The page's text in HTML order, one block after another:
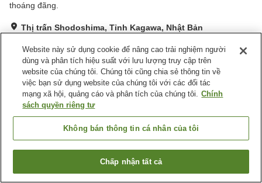
thoáng đãng.
Thị trấn Shodoshima, Tỉnh Kagawa, Nhật Bản
Tuyệt vời Đánh giá:28lượt
Tiện nghi chỗ nghỉ
Bãi đỗ xe
Trang chủ Nhật Bản Tỉnh Kagawa
Thị trấn Shodoshima
Aqua Hotel Shodoshima ResortTìm phòng trống
Website này sử dụng cookie để nâng cao trải nghiệm người
dùng và phân tích hiệu suất với lưu lượng truy cập trên
website của chúng tôi. Chúng tôi cũng chia sẻ thông tin về
việc bạn sử dụng website của chúng tôi với các đối tác
mạng xã hội, quảng cáo và phân tích của chúng tôi. Chính
sách quyền riêng tư
Không bán thông tin cá nhân của tôi
Chấp nhận tất cả